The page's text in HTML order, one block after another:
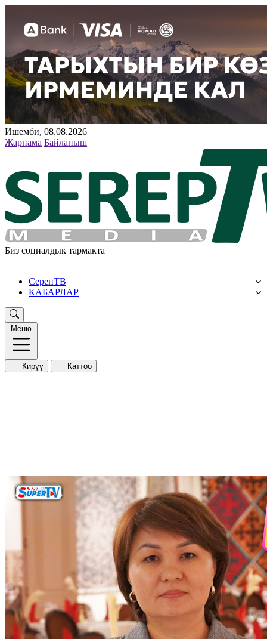
Ишемби, 08.08.2026
Жарнама Байланыш
Биз социалдык тармакта
СерепТВ
КАБАРЛАР
Меню
Кирүү Каттоо